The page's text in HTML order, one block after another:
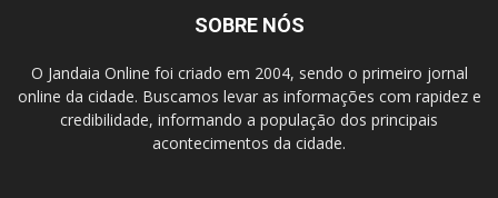
SOBRE NÓS
O Jandaia Online foi criado em 2004, sendo o primeiro jornal
online da cidade. Buscamos levar as informações com rapidez e
credibilidade, informando a população dos principais
acontecimentos da cidade.